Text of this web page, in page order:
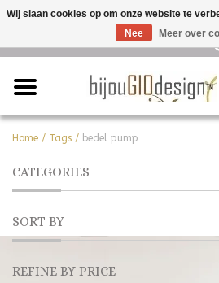
Home / Tags / bedel pump
CATEGORIES
SORT BY
REFINE BY PRICE
Wij slaan cookies op om onze website te
Nee
Meer over